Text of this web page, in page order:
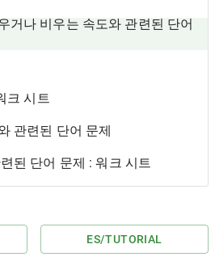
거나 비우는 속도와 관련된 단어
크 시트
관련된 단어 문제
된 단어 문제 : 워크 시트
ES/TUTORIAL